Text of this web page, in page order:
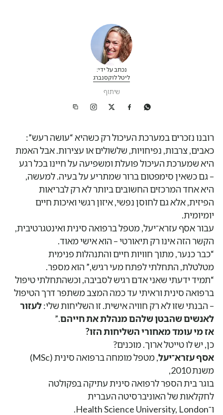
נכתב על ידי:
ליטל לוקסנברג
שיתוף
רובנו נזכרים במערכת העיכול רק כשהיא “עושה רעש”:
כאבים, צרבות, נפיחויות, שלשולים או עצירות. אבל האמת
היא שמערכת העיכול פועלת ומשפיעה על חיינו בכל רגע
– גם כשאין סימפטום ברור שמתריע על בעיה. למעשה,
היא אחד המרכזים החשובים ביותר לא רק לבריאות
הפיזית, אלא גם לחוסן נפשי, איזון רגשי ואיכות חיים
יומיומית.
עבור אסף עזרא־יעל, מטפל ברפואה סינית ואינטגרטיבית,
הקשר הזה אינו רק תיאורטי – הוא אישי מאוד.
“כבר כנער, מתוך חוויות חיים והתנהלות פנימית
מטלטלת, התחלתי לפתח מעי רגיש,” הוא מספר.
“תמיד ידעתי שאני אדם רגיש לסביבה, וכשהתחלתי טיפול
ברפואה סינית וראיתי עד כמה המצב משתפר דרך הטיפול
– הבנתי שזו לא רק חוויה אישית. זו השליחות שלי:לעזור
לאנשים שהבטן שלהם מנהלת את חייהם.”
אז מי עומד מאחורי השליחות הזו?
כן, יש לו טייטל ארוך. מוכנים?
אסף עזרא־יעל
, מטפל מומחה ברפואה סינית (MSc)
משנת 2010,
בוגר בית הספר לרפואה סינית עתיקה בפקולטה
לחקלאות של האוניברסיטה העברית
ו־Health Science University, London.